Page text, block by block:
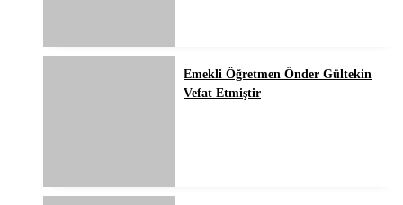
Emekli Öğretmen Ônder Gültekin
Vefat Etmiştir